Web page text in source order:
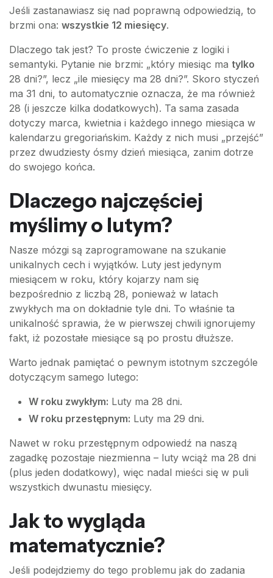
Jeśli zastanawiasz się nad poprawną odpowiedzią, to
brzmi ona: wszystkie 12 miesięcy.
Dlaczego tak jest? To proste ćwiczenie z logiki i
semantyki. Pytanie nie brzmi: „który miesiąc ma tylko
28 dni?”, lecz „ile miesięcy ma 28 dni?”. Skoro styczeń
ma 31 dni, to automatycznie oznacza, że ma również
28 (i jeszcze kilka dodatkowych). Ta sama zasada
dotyczy marca, kwietnia i każdego innego miesiąca w
kalendarzu gregoriańskim. Każdy z nich musi „przejść”
przez dwudziesty ósmy dzień miesiąca, zanim dotrze
do swojego końca.
Dlaczego najczęściej
myślimy o lutym?
Nasze mózgi są zaprogramowane na szukanie
unikalnych cech i wyjątków. Luty jest jedynym
miesiącem w roku, który kojarzy nam się
bezpośrednio z liczbą 28, ponieważ w latach
zwykłych ma on dokładnie tyle dni. To właśnie ta
unikalność sprawia, że w pierwszej chwili ignorujemy
fakt, iż pozostałe miesiące są po prostu dłuższe.
Warto jednak pamiętać o pewnym istotnym szczególe
dotyczącym samego lutego:
W roku zwykłym: Luty ma 28 dni.
W roku przestępnym: Luty ma 29 dni.
Nawet w roku przestępnym odpowiedź na naszą
zagadkę pozostaje niezmienna – luty wciąż ma 28 dni
(plus jeden dodatkowy), więc nadal mieści się w puli
wszystkich dwunastu miesięcy.
Jak to wygląda
matematycznie?
Jeśli podejdziemy do tego problemu jak do zadania